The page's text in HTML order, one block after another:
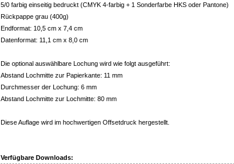
5/0 farbig einseitig bedruckt (CMYK 4-farbig + 1 Sonderfarbe HKS oder Pantone)
Rückpappe grau (400g)
Endformat: 10,5 cm x 7,4 cm
Datenformat: 11,1 cm x 8,0 cm
Die optional auswählbare Lochung wird wie folgt ausgeführt:
Abstand Lochmitte zur Papierkante: 11 mm
Durchmesser der Lochung: 6 mm
Abstand Lochmitte zur Lochmitte: 80 mm
Diese Auflage wird im hochwertigen Offsetdruck hergestellt.
Verfügbare Downloads: